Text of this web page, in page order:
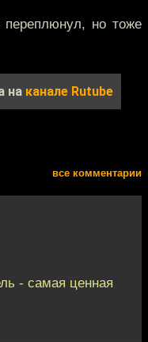
переплюнул, но тоже
на канале Rutube
все комментарии
- самая ценная